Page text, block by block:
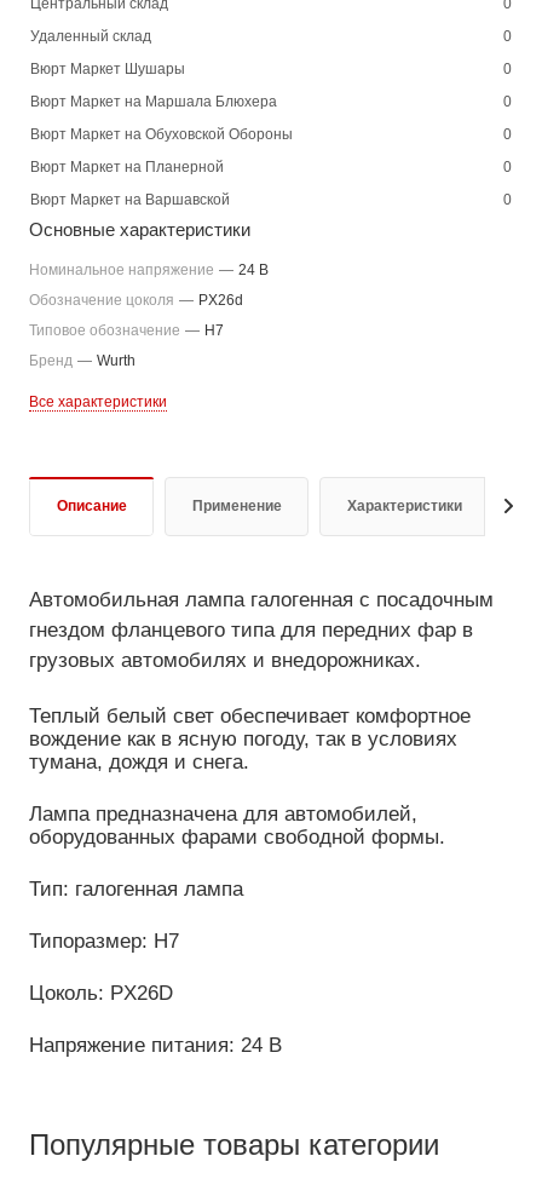
Центральный склад
0
Удаленный склад
0
Вюрт Маркет Шушары
0
Вюрт Маркет на Маршала Блюхера
0
Вюрт Маркет на Обуховской Обороны
0
Вюрт Маркет на Планерной
0
Вюрт Маркет на Варшавской
0
Основные характеристики
Номинальное напряжение — 24 В
Обозначение цоколя — PX26d
Типовое обозначение — H7
Бренд — Wurth
Все характеристики
Описание Применение Характеристики
Автомобильная лампа галогенная с посадочным
гнездом фланцевого типа для передних фар в
грузовых автомобилях и внедорожниках.
Теплый белый свет обеспечивает комфортное
вождение как в ясную погоду, так в условиях
тумана, дождя и снега.
Лампа предназначена для автомобилей,
оборудованных фарами свободной формы.
Тип: галогенная лампа
Типоразмер: H7
Цоколь: PX26D
Напряжение питания: 24 В
Популярные товары категории